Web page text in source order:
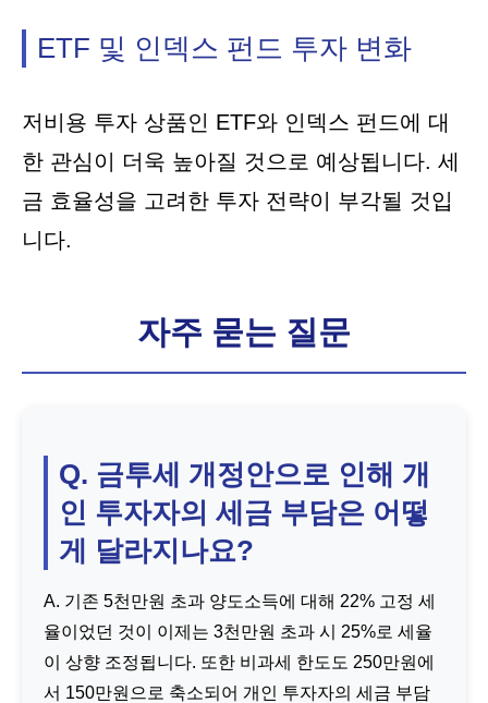
ETF 및 인덱스 펀드 투자 변화
저비용 투자 상품인 ETF와 인덱스 펀드에 대
한 관심이 더욱 높아질 것으로 예상됩니다. 세
금 효율성을 고려한 투자 전략이 부각될 것입
니다.
자주 묻는 질문
Q. 금투세 개정안으로 인해 개
인 투자자의 세금 부담은 어떻
게 달라지나요?
A. 기존 5천만원 초과 양도소득에 대해 22% 고정 세
율이었던 것이 이제는 3천만원 초과 시 25%로 세율
이 상향 조정됩니다. 또한 비과세 한도도 250만원에
서 150만원으로 축소되어 개인 투자자의 세금 부담